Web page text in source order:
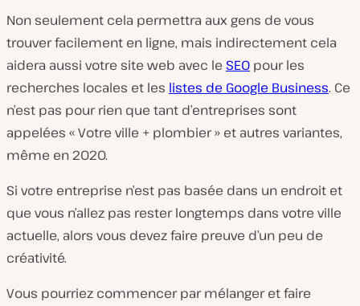
Non seulement cela permettra aux gens de vous
trouver facilement en ligne, mais indirectement cela
aidera aussi votre site web avec le SEO pour les
recherches locales et les listes de Google Business. Ce
n’est pas pour rien que tant d’entreprises sont
appelées « Votre ville + plombier » et autres variantes,
même en 2020.
Si votre entreprise n’est pas basée dans un endroit et
que vous n’allez pas rester longtemps dans votre ville
actuelle, alors vous devez faire preuve d’un peu de
créativité.
Vous pourriez commencer par mélanger et faire